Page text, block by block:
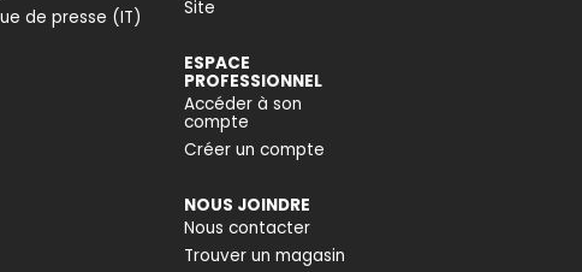
de presse (IT)
Site
ESPACE
PROFESSIONNEL
Accéder à son
compte
Créer un compte
NOUS JOINDRE
Nous contacter
Trouver un magasin